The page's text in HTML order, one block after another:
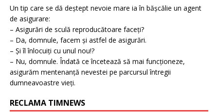
Un tip care se dă deștept nevoie mare ia în bășcălie un agent
de asigurare:
– Asigurări de sculă reproducătoare faceți?
– Da, domnule, facem și astfel de asigurări.
– Și îl înlocuiți cu unul nou!?
– Nu, domnule. Îndată ce încetează să mai funcționeze,
asigurăm mentenanță nevestei pe parcursul întregii
dumneavoastre vieți.
RECLAMA TIMNEWS